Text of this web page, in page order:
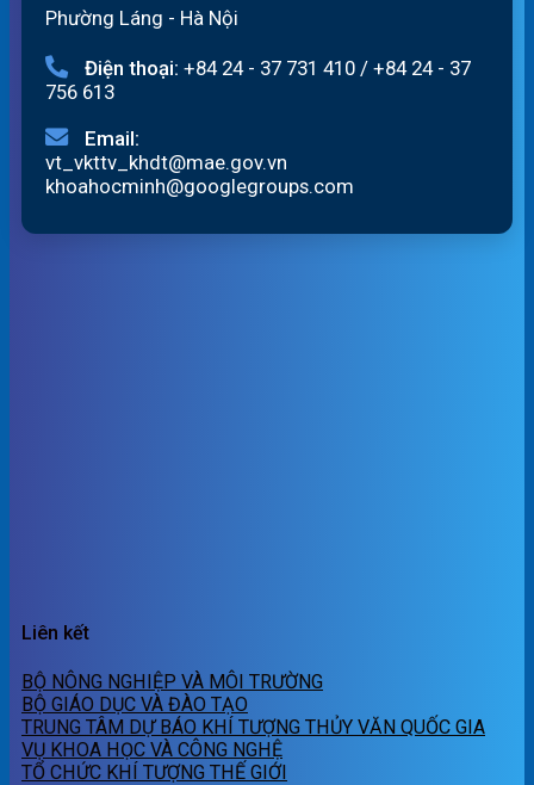
Phường Láng - Hà Nội
Điện thoại: +84 24 - 37 731 410 / +84 24 - 37
756 613
Email:
vt_vkttv_khdt@mae.gov.vn
khoahocminh@googlegroups.com
Liên kết
BỘ NÔNG NGHIỆP VÀ MÔI TRƯỜNG
BỘ GIÁO DỤC VÀ ĐÀO TẠO
TRUNG TÂM DỰ BÁO KHÍ TƯỢNG THỦY VĂN QUỐC GIA
VỤ KHOA HỌC VÀ CÔNG NGHỆ
TỔ CHỨC KHÍ TƯỢNG THẾ GIỚI